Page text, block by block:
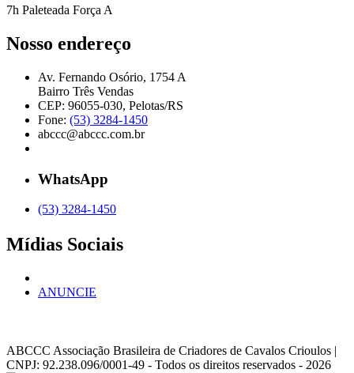
7h Paleteada Força A
Nosso endereço
Av. Fernando Osório, 1754 A
Bairro Três Vendas
CEP: 96055-030, Pelotas/RS
Fone: (53) 3284-1450
abccc@abccc.com.br
WhatsApp
(53) 3284-1450
Mídias Sociais
ANUNCIE
ABCCC Associação Brasileira de Criadores de Cavalos Crioulos |
CNPJ: 92.238.096/0001-49 - Todos os direitos reservados - 2026